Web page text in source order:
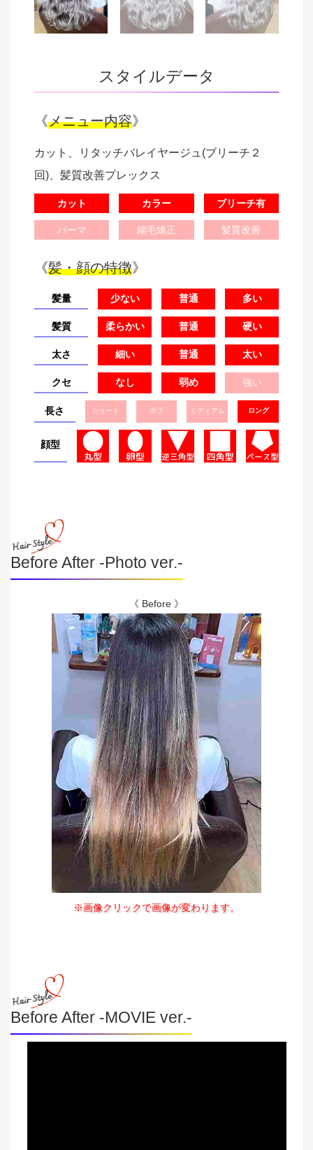
スタイルデータ
《メニュー内容》
カット、リタッチバレイヤージュ(ブリーチ２
回)、髪質改善プレックス
カット カラー ブリーチ有
パーマ 縮毛矯正 髪質改善
《髪・顔の特徴》
髪量 少ない 普通 多い
髪質 柔らかい 普通 硬い
太さ 細い 普通 太い
クセ なし 弱め 強い
長さ ショート ボブ ミディアム ロング
顔型
Before After -Photo ver.-
《 Before 》
※画像クリックで画像が変わります。
Before After -MOVIE ver.-